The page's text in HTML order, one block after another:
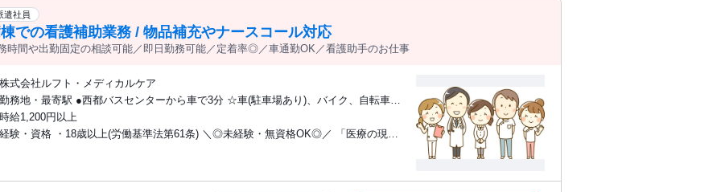
遣社員
での看護補助業務 / 物品補充やナースコール対応
時間や出勤固定の相談可能／即日勤務可能／定着率◎／車通勤OK／看護助手のお仕事
株式会社ルフト・メディカルケア
勤務地・最寄駅 ●西都バスセンターから車で3分 ☆車(駐車場あり)、バイク、自転車通
勤可能
時給1,200円以上
経験・資格 ・18歳以上(労働基準法第61条) ＼◎未経験・無資格OK◎／ 「医療の現場
来ます。 先輩スタッフがしっかり教えてくれるので安心して始められます！ お気軽に